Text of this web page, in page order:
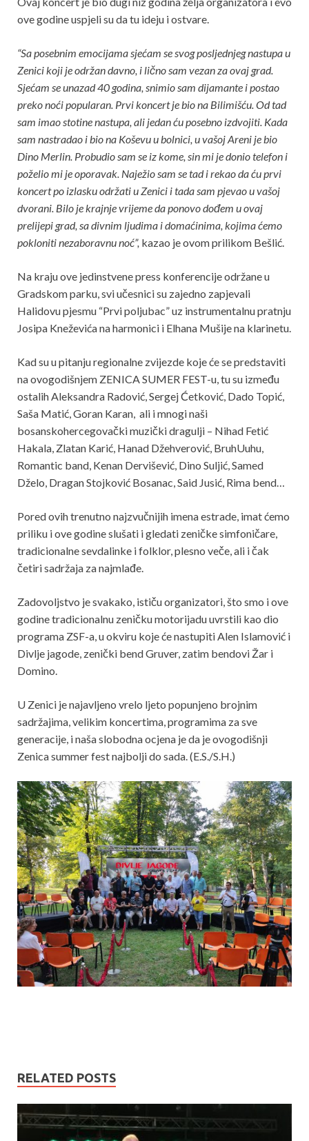
ove godine uspjeli su da tu ideju i ostvare.
“Sa posebnim emocijama sjećam se svog posljednjeg nastupa u
Zenici koji je održan davno, i lično sam vezan za ovaj grad.
Sjećam se unazad 40 godina, snimio sam dijamante i postao
preko noći popularan. Prvi koncert je bio na Bilimišću. Od tad
sam imao stotine nastupa, ali jedan ću posebno izdvojiti. Kada
sam nastradao i bio na Koševu u bolnici, u vašoj Areni je bio
Dino Merlin. Probudio sam se iz kome, sin mi je donio telefon i
poželio mi je oporavak. Naježio sam se tad i rekao da ću prvi
koncert po izlasku održati u Zenici i tada sam pjevao u vašoj
dvorani. Bilo je krajnje vrijeme da ponovo dođem u ovaj
prelijepi grad, sa divnim ljudima i domaćinima, kojima ćemo
pokloniti nezaboravnu noć”, kazao je ovom prilikom Bešlić.
Na kraju ove jedinstvene press konferencije održane u
Gradskom parku, svi učesnici su zajedno zapjevali
Halidovu pjesmu “Prvi poljubac” uz instrumentalnu pratnju
Josipa Kneževića na harmonici i Elhana Mušije na klarinetu.
Kad su u pitanju regionalne zvijezde koje će se predstaviti
na ovogodišnjem ZENICA SUMER FEST-u, tu su između
ostalih Aleksandra Radović, Sergej Ćetković, Dado Topić,
Saša Matić, Goran Karan, ali i mnogi naši
bosanskohercegovački muzički dragulji – Nihad Fetić
Hakala, Zlatan Karić, Hanad Džehverović, BruhUuhu,
Romantic band, Kenan Dervišević, Dino Suljić, Samed
Dželo, Dragan Stojković Bosanac, Said Jusić, Rima bend…
Pored ovih trenutno najzvučnijih imena estrade, imat ćemo
priliku i ove godine slušati i gledati zeničke simfoničare,
tradicionalne sevdalinke i folklor, plesno veče, ali i čak
četiri sadržaja za najmlađe.
Zadovoljstvo je svakako, ističu organizatori, što smo i ove
godine tradicionalnu zeničku motorijadu uvrstili kao dio
programa ZSF-a, u okviru koje će nastupiti Alen Islamović i
Divlje jagode, zenički bend Gruver, zatim bendovi Žar i
Domino.
U Zenici je najavljeno vrelo ljeto popunjeno brojnim
sadržajima, velikim koncertima, programima za sve
generacije, i naša slobodna ocjena je da je ovogodišnji
Zenica summer fest najbolji do sada. (E.S./S.H.)
RELATED POSTS